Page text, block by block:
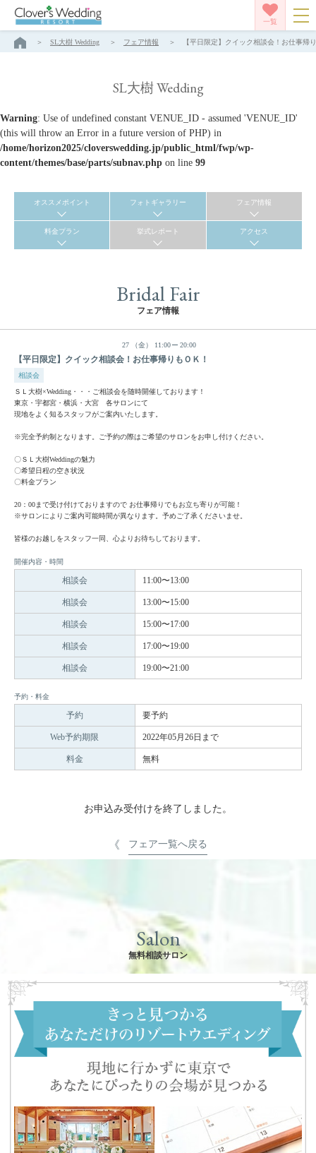
一覧
SL大樹 Wedding フェア情報 【平日限定】クイック相談会！お仕事帰
SL大樹 Wedding
Warning: Use of undefined constant VENUE_ID - assumed 'VENUE_ID'
(this will throw an Error in a future version of PHP) in
/home/horizon2025/cloverswedding.jp/public_html/fwp/wp-
content/themes/base/parts/subnav.php on line 99
オススメポイント フォトギャラリー フェア情報
料金プラン 挙式レポート アクセス
Bridal Fair
フェア情報
27 （金） 11:00 20:00
【平日限定】クイック相談会！お仕事帰りもＯＫ！
相談会
ＳＬ大樹×Wedding・・・ご相談会を随時開催しております！
東京・宇都宮・横浜・大宮 各サロンにて
現地をよく知るスタッフがご案内いたします。
※完全予約制となります。ご予約の際はご希望のサロンをお申し付けください。
〇ＳＬ大樹Weddingの魅力
〇希望日程の空き状況
〇料金プラン
20：00まで受け付けておりますので お仕事帰りでもお立ち寄りが可能！
※サロンによりご案内可能時間が異なります。予めご了承くださいませ。
皆様のお越しをスタッフ一同、心よりお待ちしております。
開催内容・時間
相談会 11:00〜13:00
相談会 13:00〜15:00
相談会 15:00〜17:00
相談会 17:00〜19:00
相談会 19:00〜21:00
予約・料金
予約 要予約
Web予約期限 2022年05月26日まで
料金 無料
お申込み受付けを終了しました。
フェア一覧へ戻る
Salon
無料相談サロン